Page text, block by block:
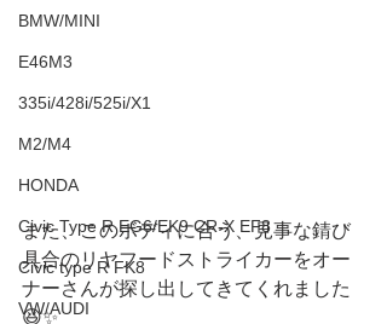
BMW/MINI
E46M3
335i/428i/525i/X1
M2/M4
HONDA
Civic Type R EG6/EK9 CR-X EF8
Civic type R FK8
VW/AUDI
また、このボディに合う、見事な錆び
具合のリヤフードストライカーをオー
ナーさんが探し出してきてくれました
😆✨